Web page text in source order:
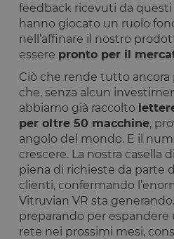
feedback ricevuti da questi
hanno giocato un ruolo
nell’affinare il nostro
essere pronto per il
Ciò che rende tutto ancora
che, senza alcun
abbiamo già raccolto
per oltre 50 macchine,
angolo del mondo. E il
crescere. La nostra casella
piena di richieste da parte
clienti, confermando
Vitruvian VR sta
preparando per
rete nei prossimi mesi,